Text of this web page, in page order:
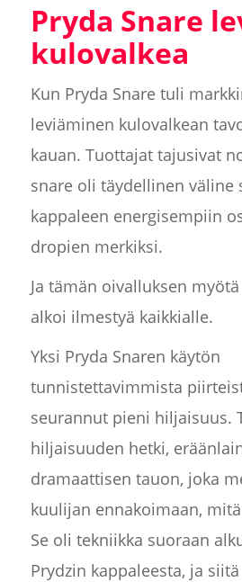
Pryda Snare
kulovalkea
Kun Pryda Snare tuli
leviäminen kulovalkean
kauan. Tuottajat tajusivat
snare oli täydellinen väline
kappaleen energisempiin
dropien merkiksi.
Ja tämän oivalluksen
alkoi ilmestyä kaikkialle.
Yksi Pryda Snaren käytön
tunnistettavimmista
seurannut pieni hiljaisuus.
hiljaisuuden hetki,
dramaattisen tauon, joka
kuulijan ennakoimaan,
Se oli tekniikka suoraan
Prydzin kappaleesta, ja